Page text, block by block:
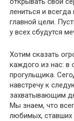
лениться и
главной цели.
у всех сбудутся
Хотим сказать
каждого из нас: в
прогульщика.
навстречу к
захватывающим
Мы знаем, что
любимых, ставших